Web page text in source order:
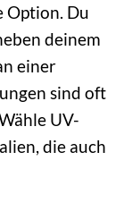
Option. Du
deinem
einer
sind oft
UV-
die auch